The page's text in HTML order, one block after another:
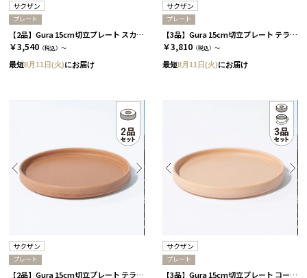
サクザン
プレート
【2品】Gura 15cm切立プレート スカイブルー［サクザン］
￥3,540 （税込）～
最短8月11日(火)にお届け
サクザン
プレート
【3品】Gura 15cm切立プレート テラコッタ［サクザン］
￥3,810 （税込）～
最短8月11日(火)にお届け
サクザン
プレート
【2品】Gura 15cm切立プレート テラコッタ［サクザン］
サクザン
プレート
【3品】Gura 15cm切立プレート コーラルベージュ［サクザン］